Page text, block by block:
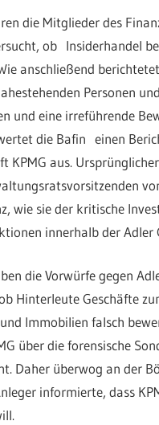
die Mitglieder des
ob Insiderhandel
anschließend
Personen
und eine irreführende
die Bafin einen
KPMG aus.
wie sie der kritische
innerhalb der Adler
die Vorwürfe gegen
Hinterleute Geschäfte
Immobilien falsch
über die forensische
Daher überwog an der
informierte, dass